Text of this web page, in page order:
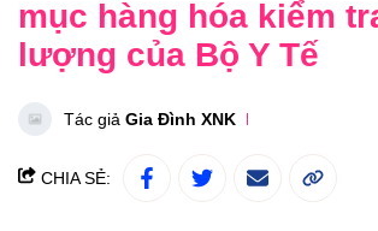
mục hàng hóa kiểm
lượng của Bộ Y Tế
Tác giả Gia Đình XNK
CHIA SẺ: